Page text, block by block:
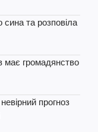
сина та розповіла
має громадянство
прогноз